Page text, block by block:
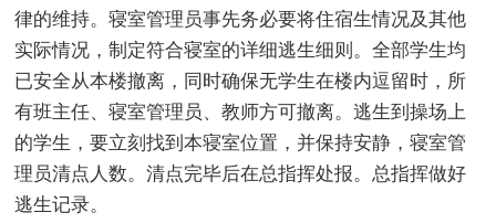
律的维持。寝室管理员事先务必要将住宿生情况及其他
实际情况，制定符合寝室的详细逃生细则。全部学生均
已安全从本楼撤离，同时确保无学生在楼内逗留时，所
有班主任、寝室管理员、教师方可撤离。逃生到操场上
的学生，要立刻找到本寝室位置，并保持安静，寝室管
理员清点人数。清点完毕后在总指挥处报。总指挥做好
逃生记录。